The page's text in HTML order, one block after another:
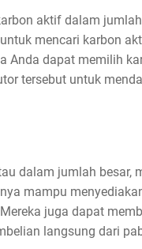
aktif dalam
mencari karbon
Anda dapat memilih
tersebut untuk
dalam jumlah
mampu
juga dapat
langsung dari